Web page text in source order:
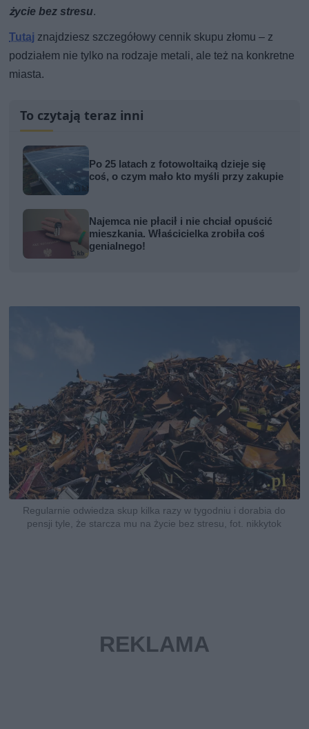
życie bez stresu.
Tutaj znajdziesz szczegółowy cennik skupu złomu – z
podziałem nie tylko na rodzaje metali, ale też na konkretne
miasta.
To czytają teraz inni
Po 25 latach z fotowoltaiką dzieje się
coś, o czym mało kto myśli przy zakupie
Najemca nie płacił i nie chciał opuścić
mieszkania. Właścicielka zrobiła coś
genialnego!
Regularnie odwiedza skup kilka razy w tygodniu i dorabia do
pensji tyle, że starcza mu na życie bez stresu, fot. nikkytok